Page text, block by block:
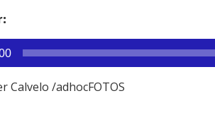
Calvelo /adhocFOTOS